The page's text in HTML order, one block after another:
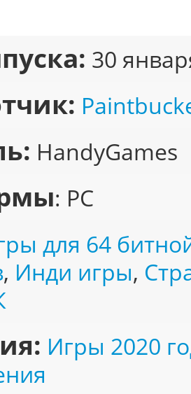
30
HandyGames
: PC
для 64
, Инди игры,
Игры 2020